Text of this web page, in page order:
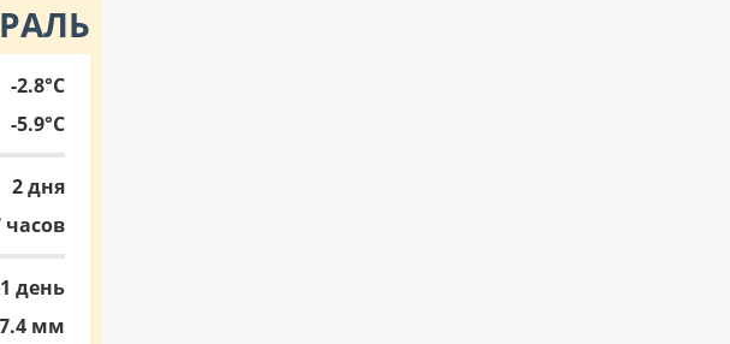
-2.8°C
-5.9°C
2 дня
часов
1 день
мм